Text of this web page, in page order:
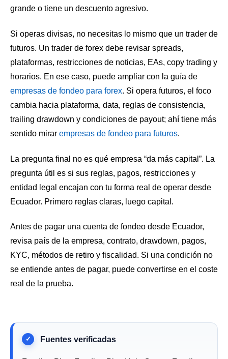
grande o tiene un descuento agresivo.
Si operas divisas, no necesitas lo mismo que un trader de
futuros. Un trader de forex debe revisar spreads,
plataformas, restricciones de noticias, EAs, copy trading y
horarios. En ese caso, puede ampliar con la guía de
empresas de fondeo para forex. Si opera futuros, el foco
cambia hacia plataforma, data, reglas de consistencia,
trailing drawdown y condiciones de payout; ahí tiene más
sentido mirar empresas de fondeo para futuros.
La pregunta final no es qué empresa “da más capital”. La
pregunta útil es si sus reglas, pagos, restricciones y
entidad legal encajan con tu forma real de operar desde
Ecuador. Primero reglas claras, luego capital.
Antes de pagar una cuenta de fondeo desde Ecuador,
revisa país de la empresa, contrato, drawdown, pagos,
KYC, métodos de retiro y fiscalidad. Si una condición no
se entiende antes de pagar, puede convertirse en el coste
real de la prueba.